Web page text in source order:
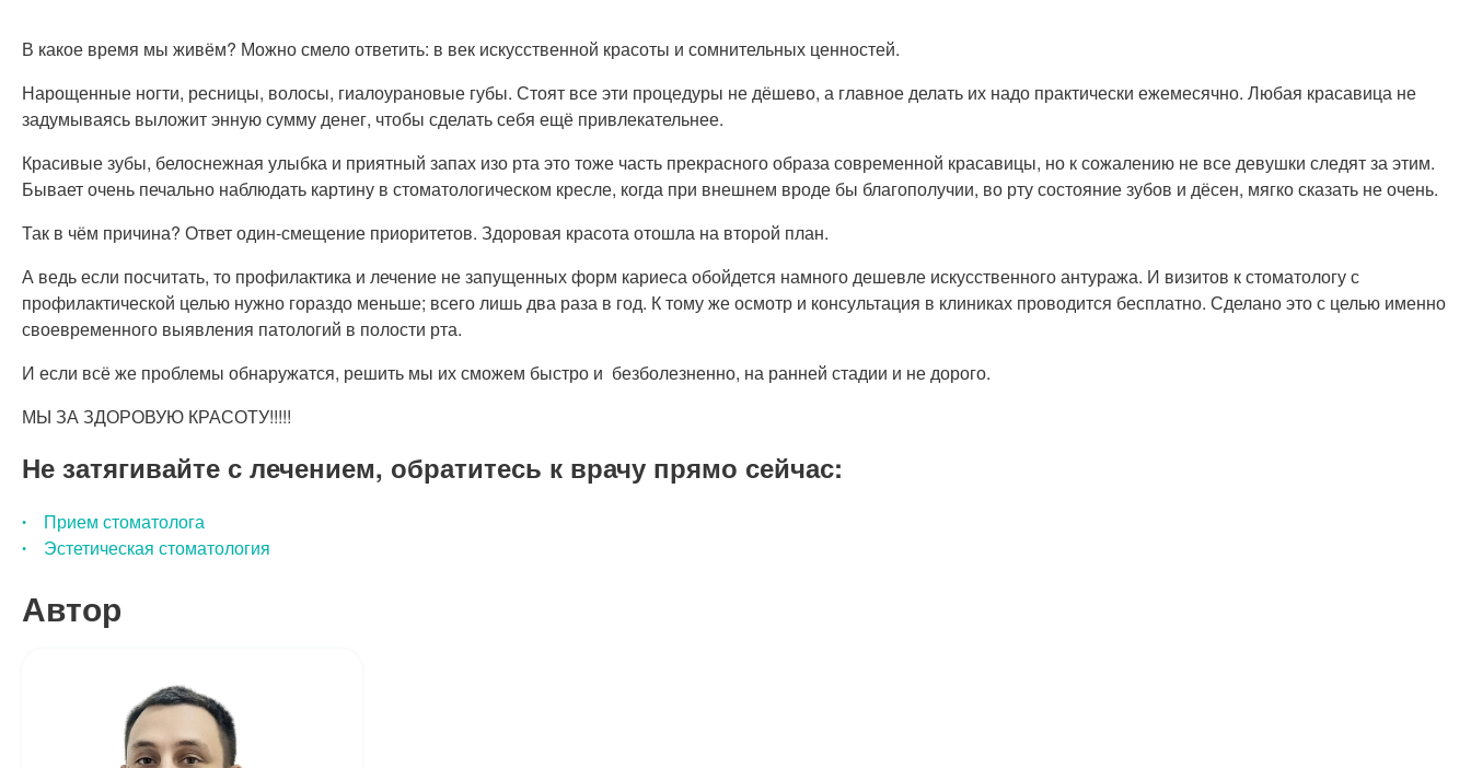
В какое время мы живём? Можно смело ответить: в век искусственной красоты и сомнительных ценностей.
Нарощенные ногти, ресницы, волосы, гиалоурановые губы. Стоят все эти процедуры не дёшево, а главное делать их надо практически ежемесячно. Любая красавица не
задумываясь выложит энную сумму денег, чтобы сделать себя ещё привлекательнее.
Красивые зубы, белоснежная улыбка и приятный запах изо рта это тоже часть прекрасного образа современной красавицы, но к сожалению не все девушки следят за этим.
Бывает очень печально наблюдать картину в стоматологическом кресле, когда при внешнем вроде бы благополучии, во рту состояние зубов и дёсен, мягко сказать не очень.
Так в чём причина? Ответ один-смещение приоритетов. Здоровая красота отошла на второй план.
А ведь если посчитать, то профилактика и лечение не запущенных форм кариеса обойдется намного дешевле искусственного антуража. И визитов к стоматологу с
профилактической целью нужно гораздо меньше; всего лишь два раза в год. К тому же осмотр и консультация в клиниках проводится бесплатно. Сделано это с целью именно
своевременного выявления патологий в полости рта.
И если всё же проблемы обнаружатся, решить мы их сможем быстро и безболезненно, на ранней стадии и не дорого.
МЫ ЗА ЗДОРОВУЮ КРАСОТУ!!!!!
Не затягивайте с лечением, обратитесь к врачу прямо сейчас:
Прием стоматолога
Эстетическая стоматология
Автор